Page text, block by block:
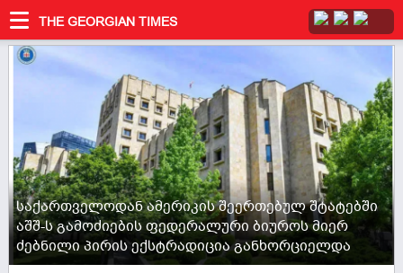
THE GEORGIAN TIMES
საქართველოდან ამერიკის შეერთებულ შტატებში
აშშ-ს გამოძიების ფედერალური ბიუროს მიერ
ძებნილი პირის ექსტრადიცია განხორციელდა